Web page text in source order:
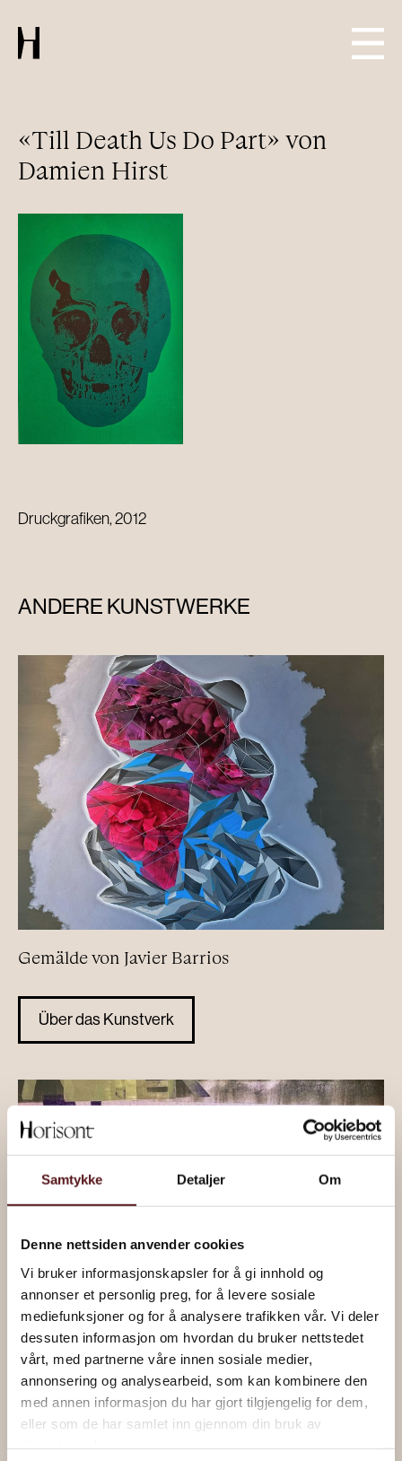
Samtykke Detaljer Om
Denne nettsiden anvender cookies
Vi bruker informasjonskapsler for å gi innhold og
annonser et personlig preg, for å levere sosiale
mediefunksjoner og for å analysere trafikken vår. Vi deler
dessuten informasjon om hvordan du bruker nettstedet
vårt, med partnerne våre innen sosiale medier,
annonsering og analysearbeid, som kan kombinere den
med annen informasjon du har gjort tilgjengelig for dem,
eller som de har samlet inn gjennom din bruk av
«Till Death Us Do Part» von
Damien Hirst
Druckgrafiken, 2012
ANDERE KUNSTWERKE
Gemälde von Javier Barrios
Über das Kunstverk
“Alles ist möglich” von Magne Furholmen
Über das Kunstverk